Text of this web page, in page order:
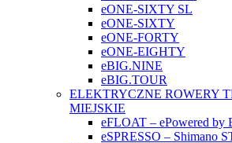
eONE-SIXTY SL
eONE-SIXTY
eONE-FORTY
eONE-EIGHTY
eBIG.NINE
eBIG.TOUR
ELEKTRYCZNE ROWERY
MIEJSKIE
eFLOAT – ePowered by
eSPRESSO – Shimano